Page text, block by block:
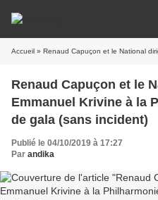
Accueil » Renaud Capuçon et le National dirigés par
Renaud Capuçon et le
Emmanuel Krivine à la
de gala (sans incident)
Publié le 04/10/2019 à 17:27
Par andika